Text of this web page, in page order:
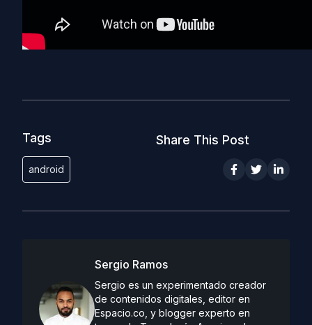
Tags
android
Share This Post
Sergio Ramos
Sergio es un experimentado creador
de contenidos digitales, editor en
Espacio.co, y blogger experto en